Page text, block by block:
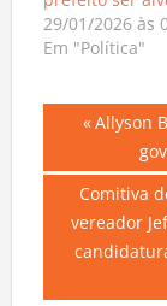
prefeito ser
29/01/2026 às
Em "Política"
de
Post
Previous
Allyson
Next
Post:
Comitiva
vereador